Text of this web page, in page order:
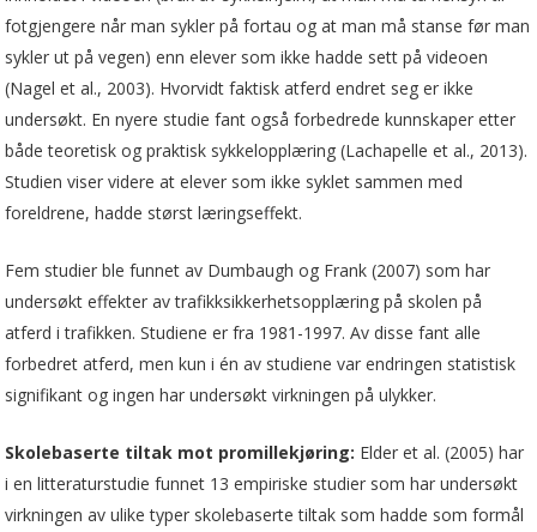
fotgjengere når man sykler på fortau og at man må stanse før man
sykler ut på vegen) enn elever som ikke hadde sett på videoen
(Nagel et al., 2003). Hvorvidt faktisk atferd endret seg er ikke
undersøkt. En nyere studie fant også forbedrede kunnskaper etter
både teoretisk og praktisk sykkelopplæring (Lachapelle et al., 2013).
Studien viser videre at elever som ikke syklet sammen med
foreldrene, hadde størst læringseffekt.
Fem studier ble funnet av Dumbaugh og Frank (2007) som har
undersøkt effekter av trafikksikkerhetsopplæring på skolen på
atferd i trafikken. Studiene er fra 1981-1997. Av disse fant alle
forbedret atferd, men kun i én av studiene var endringen statistisk
signifikant og ingen har undersøkt virkningen på ulykker.
Skolebaserte tiltak mot promillekjøring: Elder et al. (2005) har
i en litteraturstudie funnet 13 empiriske studier som har undersøkt
virkningen av ulike typer skolebaserte tiltak som hadde som formål